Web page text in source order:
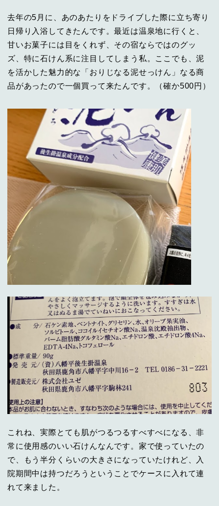
去年の5月に、あのあたりをドライブした際に立ち寄り
日帰り入浴してきたんです。最近は温泉地に行くと、
甘いお菓子には目をくれず、その宿ならではのグッ
ズ、特に石けん系に注目してしまう私。ここでも、泥
を活かした魅力的な「おりじなる泥せっけん」なる商
品があったので一個買って来たんです。（確か500円）
これね、実際とても肌がつるつるすべすべになる、非
常に使用感のいい石けんなんです。家で使っていたの
で、もう半分くらいの大きさになっていたけれど、入
院期間中は持つだろうということでケースに入れて連
れて来ました。